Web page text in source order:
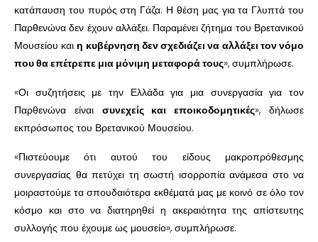
κατάπαυση του πυρός στη Γάζα. Η θέση μας για τα Γλυπτά του
Παρθενώνα δεν έχουν αλλάξει. Παραμένει ζήτημα του Βρετανικού
Μουσείου καιη κυβέρνηση δεν σχεδιάζει να αλλάξει τον νόμο
που θα επέτρεπε μια μόνιμη μεταφορά τους», συμπλήρωσε.
«Οι συζητήσεις με την Ελλάδα για μια συνεργασία για τον
Παρθενώνα είναι συνεχείς και εποικοδομητικές», δήλωσε
εκπρόσωπος του Βρετανικού Μουσείου.
«Πιστεύουμε ότι αυτού του είδους μακροπρόθεσμης
συνεργασίας θα πετύχει τη σωστή ισορροπία ανάμεσα στο να
μοιραστούμε τα σπουδαιότερα εκθέματά μας με κοινό σε όλο τον
κόσμο και στο να διατηρηθεί η ακεραιότητα της απίστευτης
συλλογής που έχουμε ως μουσείο», συμπλήρωσε.